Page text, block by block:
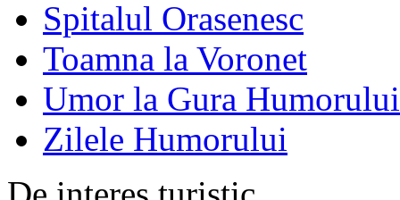
Spitalul Orasenesc
Toamna la Voronet
Umor la Gura Humorului
Zilele Humorului